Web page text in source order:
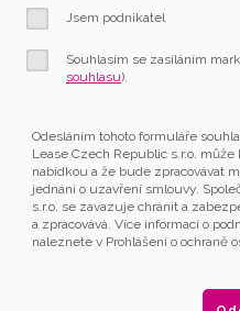
Jsem podnikatel
Souhlasím se zasíláním
souhlasu).
Odesláním tohoto formuláře
Lease Czech Republic s.r.o.
nabídkou a že bude zpracovávat
jednání o uzavření smlouvy.
s.r.o. se zavazuje chránit a
a zpracovává. Více informací o
naleznete v Prohlášení o ochraně